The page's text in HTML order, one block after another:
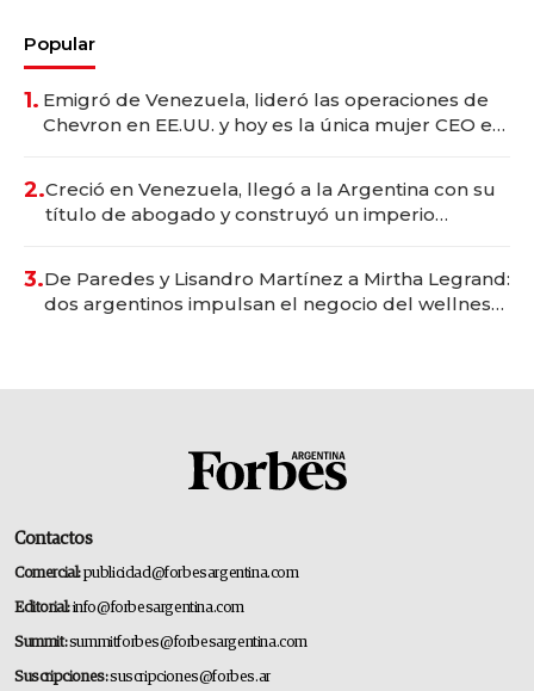
Popular
1. Emigró de Venezuela, lideró las operaciones de
Chevron en EE.UU. y hoy es la única mujer CEO en
2.Creció en Venezuela, llegó a la Argentina con su
título de abogado y construyó un imperio
3.De Paredes y Lisandro Martínez a Mirtha Legrand:
dos argentinos impulsan el negocio del wellness
Contactos
Comercial:publicidad@forbesargentina.com
Editorial:info@forbesargentina.com
Summit:summitforbes@forbesargentina.com
Suscripciones:suscripciones@forbes.ar